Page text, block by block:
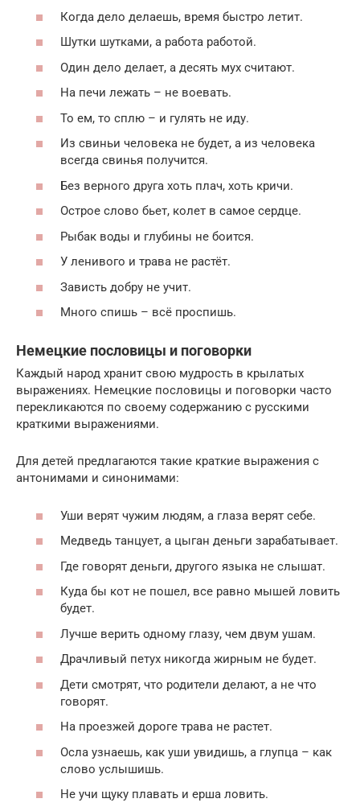
Когда дело делаешь, время быстро летит.
Шутки шутками, а работа работой.
Один дело делает, а десять мух считают.
На печи лежать – не воевать.
То ем, то сплю – и гулять не иду.
Из свиньи человека не будет, а из человека
всегда свинья получится.
Без верного друга хоть плач, хоть кричи.
Острое слово бьет, колет в самое сердце.
Рыбак воды и глубины не боится.
У ленивого и трава не растёт.
Зависть добру не учит.
Много спишь – всё проспишь.
Немецкие пословицы и поговорки
Каждый народ хранит свою мудрость в крылатых
выражениях. Немецкие пословицы и поговорки часто
перекликаются по своему содержанию с русскими
краткими выражениями.
Для детей предлагаются такие краткие выражения с
антонимами и синонимами:
Уши верят чужим людям, а глаза верят себе.
Медведь танцует, а цыган деньги зарабатывает.
Где говорят деньги, другого языка не слышат.
Куда бы кот не пошел, все равно мышей ловить
будет.
Лучше верить одному глазу, чем двум ушам.
Драчливый петух никогда жирным не будет.
Дети смотрят, что родители делают, а не что
говорят.
На проезжей дороге трава не растет.
Осла узнаешь, как уши увидишь, а глупца – как
слово услышишь.
Не учи щуку плавать и ерша ловить.